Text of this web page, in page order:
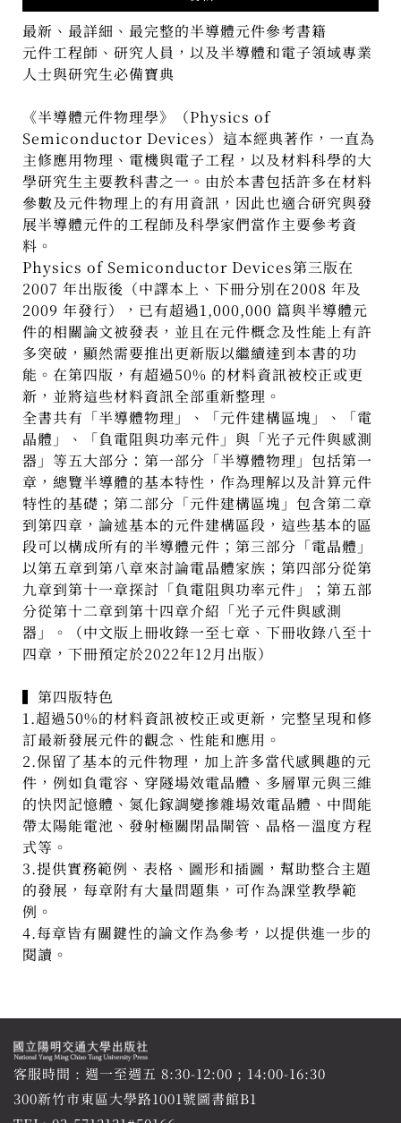
最新、最詳細、最完整的半導體元件參考書籍
元件工程師、研究人員，以及半導體和電子領域專業
人士與研究生必備寶典
《半導體元件物理學》（Physics of
Semiconductor Devices）這本經典著作，一直為
主修應用物理、電機與電子工程，以及材料科學的大
學研究生主要教科書之一。由於本書包括許多在材料
參數及元件物理上的有用資訊，因此也適合研究與發
展半導體元件的工程師及科學家們當作主要參考資
料。
Physics of Semiconductor Devices第三版在
2007 年出版後（中譯本上、下冊分別在2008 年及
2009 年發行），已有超過1,000,000 篇與半導體元
件的相關論文被發表，並且在元件概念及性能上有許
多突破，顯然需要推出更新版以繼續達到本書的功
能。在第四版，有超過50% 的材料資訊被校正或更
新，並將這些材料資訊全部重新整理。
全書共有「半導體物理」、「元件建構區塊」、「電
晶體」、「負電阻與功率元件」與「光子元件與感測
器」等五大部分：第一部分「半導體物理」包括第一
章，總覽半導體的基本特性，作為理解以及計算元件
特性的基礎；第二部分「元件建構區塊」包含第二章
到第四章，論述基本的元件建構區段，這些基本的區
段可以構成所有的半導體元件；第三部分「電晶體」
以第五章到第八章來討論電晶體家族；第四部分從第
九章到第十一章探討「負電阻與功率元件」；第五部
分從第十二章到第十四章介紹「光子元件與感測
器」。（中文版上冊收錄一至七章、下冊收錄八至十
四章，下冊預定於2022年12月出版）
▍第四版特色
1.超過50%的材料資訊被校正或更新，完整呈現和修
訂最新發展元件的觀念、性能和應用。
2.保留了基本的元件物理，加上許多當代感興趣的元
件，例如負電容、穿隧場效電晶體、多層單元與三維
的快閃記憶體、氮化鎵調變摻雜場效電晶體、中間能
帶太陽能電池、發射極關閉晶閘管、晶格—溫度方程
式等。
3.提供實務範例、表格、圖形和插圖，幫助整合主題
的發展，每章附有大量問題集，可作為課堂教學範
例。
4.每章皆有關鍵性的論文作為參考，以提供進一步的
閱讀。
客服時間 : 週一至週五 8:30-12:00 ; 14:00-16:30
300新竹市東區大學路1001號圖書館B1